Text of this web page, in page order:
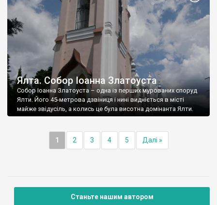
Ялта. Собор Іоанна Златоуста
Собор Іоанна Златоуста – одна із перших мурованих споруд
Ялти. Його 45-метрова дзвіниця і нині видніється в місті
майже звідусіль, а колись це була висотна домінанта Ялти.
1 2 3 4 5 Далі »
Станьте нашим автором